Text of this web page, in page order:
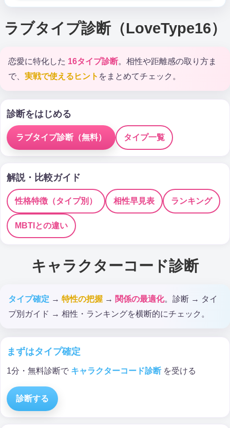
ラブタイプ診断（LoveType16）
恋愛に特化した 16タイプ診断。相性や距離感の取り方ま
で、 実戦で使えるヒント をまとめてチェック。
診断をはじめる
ラブタイプ診断（無料） タイプ一覧
解説・比較ガイド
性格特徴（タイプ別） 相性早見表 ランキング
MBTIとの違い
キャラクターコード診断
タイプ確定 → 特性の把握 → 関係の最適化。診断 → タイ
プ別ガイド → 相性・ランキングを横断的にチェック。
まずはタイプ確定
1分・無料診断で キャラクターコード診断 を受ける
診断する